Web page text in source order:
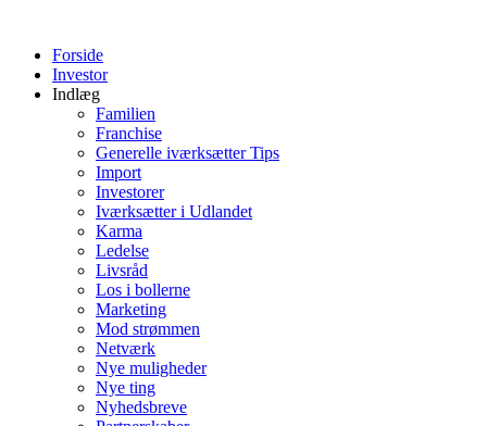
indholdForside
Investor
Indlæg
Familien
Franchise
Generelle iværksætter Tips
Import
Investorer
Iværksætter i Udlandet
Karma
Ledelse
Livsråd
Los i bollerne
Marketing
Mod strømmen
Netværk
Nye muligheder
Nye ting
Nyhedsbreve